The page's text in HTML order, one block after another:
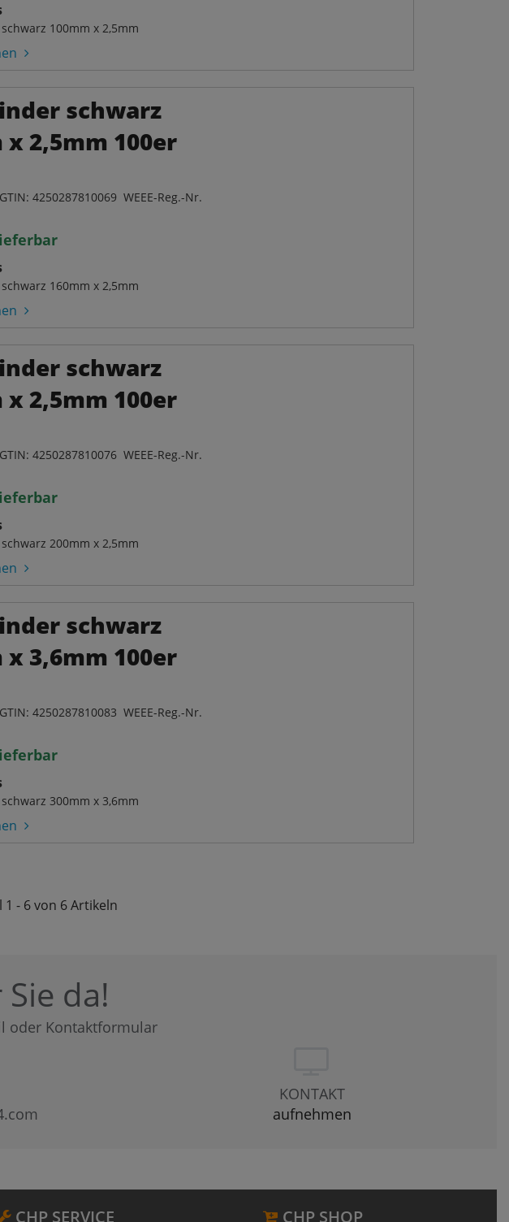
100mm x 2,5mm
schwarz
x 2,5mm 100er
4250287810069 WEEE-Reg.-Nr.
160mm x 2,5mm
schwarz
x 2,5mm 100er
4250287810076 WEEE-Reg.-Nr.
200mm x 2,5mm
schwarz
x 3,6mm 100er
4250287810083 WEEE-Reg.-Nr.
300mm x 3,6mm
1 - 6 von 6Artikeln
da!
oder Kontaktformular
KONTAKT
aufnehmen
CHP SERVICE CHP SHOP